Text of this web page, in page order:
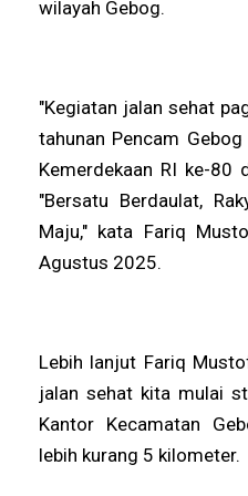
wilayah Gebog.
"Kegiatan jalan sehat
tahunan Pencam
Kemerdekaan RI ke-80
"Bersatu Berdaulat,
Maju," kata Fariq
Agustus 2025.
Lebih lanjut Fariq
jalan sehat kita mulai
Kantor Kecamatan
lebih kurang 5 kilometer.